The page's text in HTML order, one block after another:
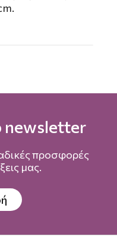
newsletter
προσφορές
μας.